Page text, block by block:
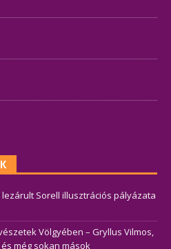
Sorell illusztrációs pályázata
Völgyében – Gryllus Vilmos,
még sokan mások